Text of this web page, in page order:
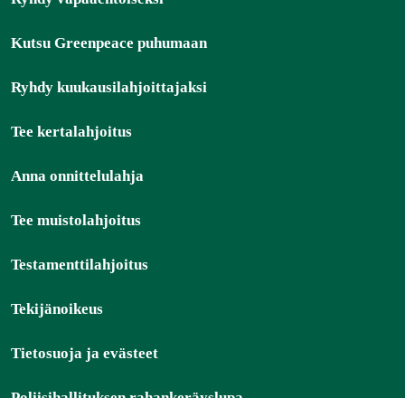
Kutsu Greenpeace puhumaan
Ryhdy kuukausilahjoittajaksi
Tee kertalahjoitus
Anna onnittelulahja
Tee muistolahjoitus
Testamenttilahjoitus
Tekijänoikeus
Tietosuoja ja evästeet